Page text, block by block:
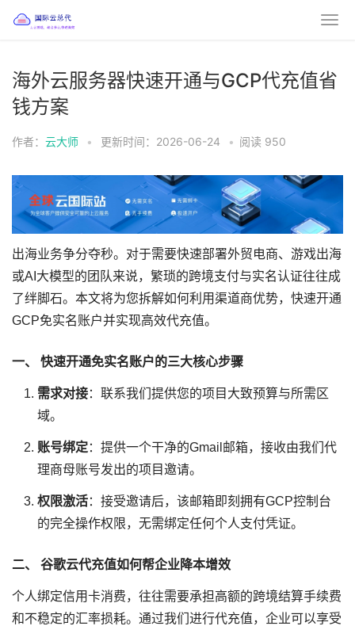
海外云服务器快速开通与GCP代充值省
钱方案
作者： 云大师 • 更新时间：2026-06-24 • 阅读 950
出海业务争分夺秒。对于需要快速部署外贸电商、游戏出海
或AI大模型的团队来说，繁琐的跨境支付与实名认证往往成
了绊脚石。本文将为您拆解如何利用渠道商优势，快速开通
GCP免实名账户并实现高效代充值。
一、 快速开通免实名账户的三大核心步骤
需求对接：联系我们提供您的项目大致预算与所需区
域。
账号绑定：提供一个干净的Gmail邮箱，接收由我们代
理商母账号发出的项目邀请。
权限激活：接受邀请后，该邮箱即刻拥有GCP控制台
的完全操作权限，无需绑定任何个人支付凭证。
二、 谷歌云代充值如何帮企业降本增效
个人绑定信用卡消费，往往需要承担高额的跨境结算手续费
和不稳定的汇率损耗。通过我们进行代充值，企业可以享受